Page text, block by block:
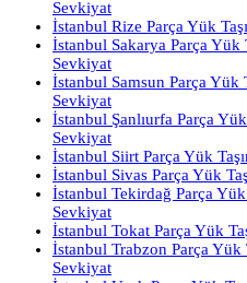
Sevkiyat
İstanbul Rize Parça Yük
İstanbul Sakarya Parça Yük
Sevkiyat
İstanbul Samsun Parça Yük
Sevkiyat
İstanbul Şanlıurfa Parça
Sevkiyat
İstanbul Siirt Parça Yük
İstanbul Sivas Parça Yük
İstanbul Tekirdağ Parça
Sevkiyat
İstanbul Tokat Parça Yük
İstanbul Trabzon Parça Yük
Sevkiyat